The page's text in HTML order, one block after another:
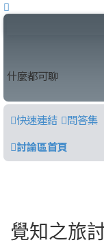
什麼都可聊
快速連結
問答集
討論區首頁
覺知之旅